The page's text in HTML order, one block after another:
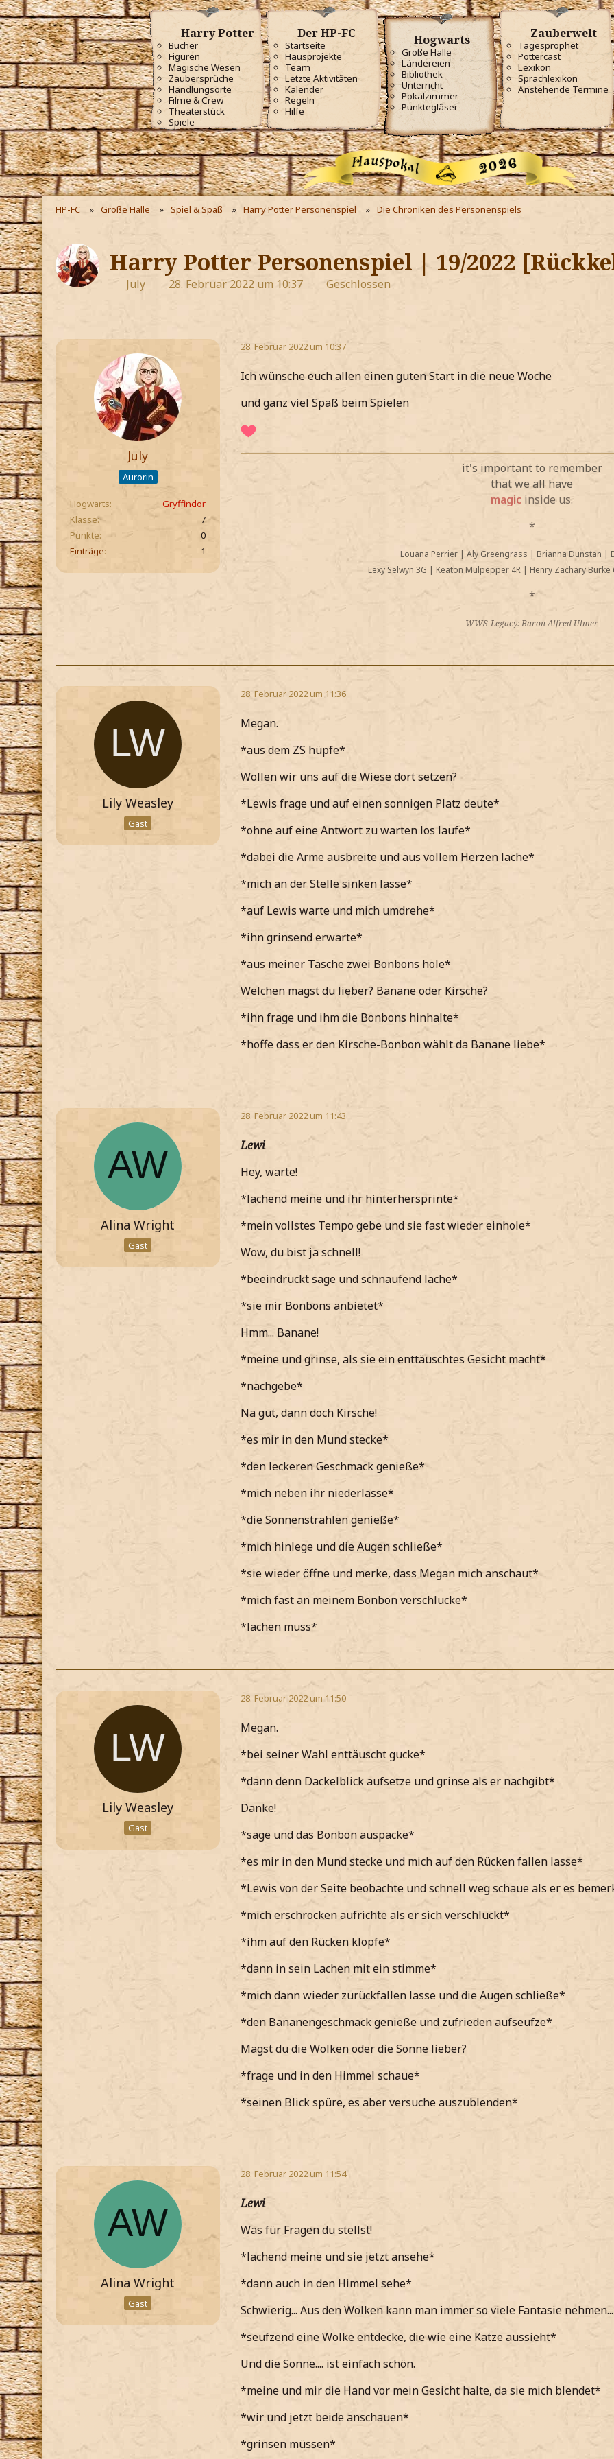
Harry Potter
Bücher
Figuren
Magische Wesen
Zaubersprüche
Handlungsorte
Filme & Crew
Theaterstück
Spiele
Der HP-FC
Startseite
Hausprojekte
Team
Letzte Aktivitäten
Kalender
Regeln
Hilfe
Hogwarts
Große Halle
Ländereien
Bibliothek
Unterricht
Pokalzimmer
Punktegläser
Zauberwelt
Tagesprophet
Pottercast
Lexikon
Sprachlexikon
Anstehende Termine
HP-FC Große Halle Spiel & Spaß Harry Potter Personenspiel Die Chroniken des Personenspiels
Harry Potter Personenspiel | 19/2022
July 28. Februar 2022 um 10:37 Geschlossen
July
Aurorin
Hogwarts
Gryffindor
Klasse
7
Punkte
0
Einträge
1
28. Februar 2022 um 10:37
Ich wünsche euch allen einen guten Start in die neue Woche
und ganz viel Spaß beim Spielen
it's important to remember
that we all have
magic inside us.
*
Louana Perrier | Aly Greengrass | Brianna Dunstan |
Lexy Selwyn 3G | Keaton Mulpepper 4R | Henry Zachary Burke
*
WWS-Legacy: Baron Alfred Ulmer
Lily Weasley
Gast
28. Februar 2022 um 11:36
Megan.
*aus dem ZS hüpfe*
Wollen wir uns auf die Wiese dort setzen?
*Lewis frage und auf einen sonnigen Platz deute*
*ohne auf eine Antwort zu warten los laufe*
*dabei die Arme ausbreite und aus vollem Herzen lache*
*mich an der Stelle sinken lasse*
*auf Lewis warte und mich umdrehe*
*ihn grinsend erwarte*
*aus meiner Tasche zwei Bonbons hole*
Welchen magst du lieber? Banane oder Kirsche?
*ihn frage und ihm die Bonbons hinhalte*
*hoffe dass er den Kirsche-Bonbon wählt da Banane liebe*
Alina Wright
Gast
28. Februar 2022 um 11:43
Lewi
Hey, warte!
*lachend meine und ihr hinterhersprinte*
*mein vollstes Tempo gebe und sie fast wieder einhole*
Wow, du bist ja schnell!
*beeindruckt sage und schnaufend lache*
*sie mir Bonbons anbietet*
Hmm... Banane!
*meine und grinse, als sie ein enttäuschtes Gesicht macht*
*nachgebe*
Na gut, dann doch Kirsche!
*es mir in den Mund stecke*
*den leckeren Geschmack genieße*
*mich neben ihr niederlasse*
*die Sonnenstrahlen genieße*
*mich hinlege und die Augen schließe*
*sie wieder öffne und merke, dass Megan mich anschaut*
*mich fast an meinem Bonbon verschlucke*
*lachen muss*
Lily Weasley
Gast
28. Februar 2022 um 11:50
Megan.
*bei seiner Wahl enttäuscht gucke*
*dann denn Dackelblick aufsetze und grinse als er nachgibt*
Danke!
*sage und das Bonbon auspacke*
*es mir in den Mund stecke und mich auf den Rücken fallen lasse*
*Lewis von der Seite beobachte und schnell weg schaue als er es
*mich erschrocken aufrichte als er sich verschluckt*
*ihm auf den Rücken klopfe*
*dann in sein Lachen mit ein stimme*
*mich dann wieder zurückfallen lasse und die Augen schließe*
*den Bananengeschmack genieße und zufrieden aufseufze*
Magst du die Wolken oder die Sonne lieber?
*frage und in den Himmel schaue*
*seinen Blick spüre, es aber versuche auszublenden*
Alina Wright
Gast
28. Februar 2022 um 11:54
Lewi
Was für Fragen du stellst!
*lachend meine und sie jetzt ansehe*
*dann auch in den Himmel sehe*
Schwierig... Aus den Wolken kann man immer so viele Fantasie nehmen...
*seufzend eine Wolke entdecke, die wie eine Katze aussieht*
Und die Sonne.... ist einfach schön.
*meine und mir die Hand vor mein Gesicht halte, da sie mich blendet*
*wir und jetzt beide anschauen*
*grinsen müssen*